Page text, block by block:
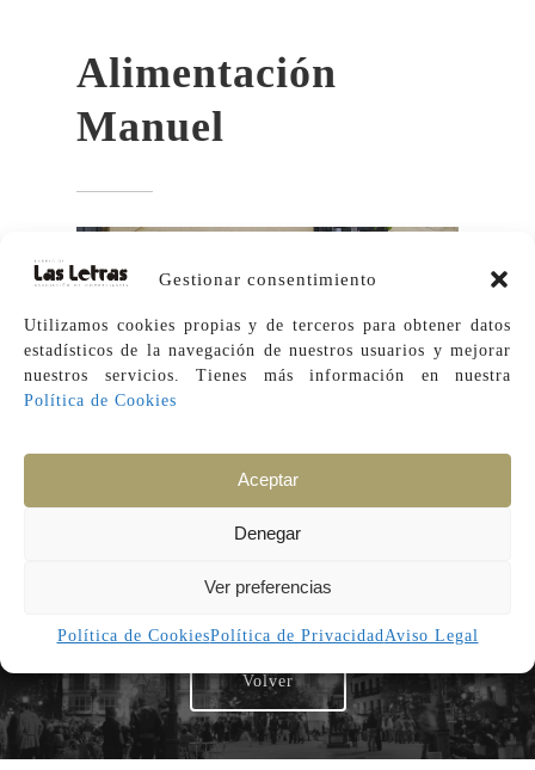
Gestionar consentimiento
Utilizamos cookies propias y de terceros para obtener datos
estadísticos de la navegación de nuestros usuarios y mejorar
nuestros servicios. Tienes más información en
nuestra
Política de Cookies
Aceptar
Denegar
Ver preferencias
Política de CookiesPolítica de Privacidad Aviso Legal
Alimentación
Manuel
Volver a Alimentación
Volver